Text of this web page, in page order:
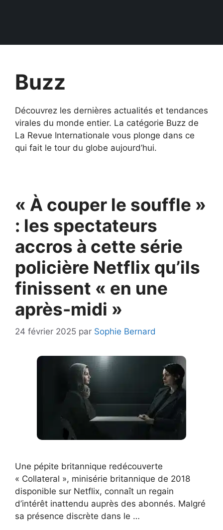
Buzz
Découvrez les dernières actualités et tendances
virales du monde entier. La catégorie Buzz de
La Revue Internationale vous plonge dans ce
qui fait le tour du globe aujourd’hui.
« À couper le souffle »
: les spectateurs
accros à cette série
policière Netflix qu’ils
finissent « en une
après-midi »
24 février 2025 par Sophie Bernard
Une pépite britannique redécouverte
« Collateral », minisérie britannique de 2018
disponible sur Netflix, connaît un regain
d’intérêt inattendu auprès des abonnés. Malgré
sa présence discrète dans le …